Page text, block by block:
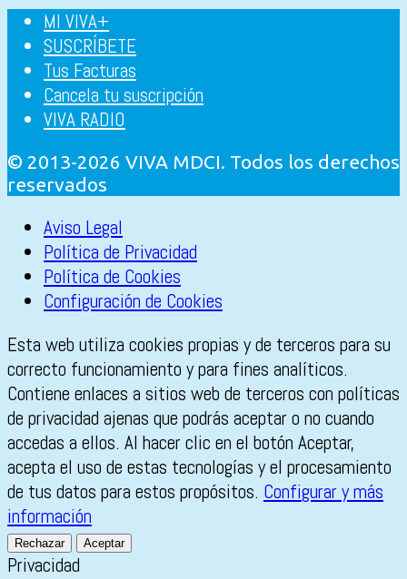
MI VIVA+
SUSCRÍBETE
Tus Facturas
Cancela tu suscripción
VIVA RADIO
© 2013-2026 VIVA MDCI. Todos los derechos
reservados
Aviso Legal
Política de Privacidad
Política de Cookies
Configuración de Cookies
Esta web utiliza cookies propias y de terceros para su
correcto funcionamiento y para fines analíticos.
Contiene enlaces a sitios web de terceros con políticas
de privacidad ajenas que podrás aceptar o no cuando
accedas a ellos. Al hacer clic en el botón Aceptar,
acepta el uso de estas tecnologías y el procesamiento
de tus datos para estos propósitos. Configurar y más
información
Rechazar Aceptar
Privacidad